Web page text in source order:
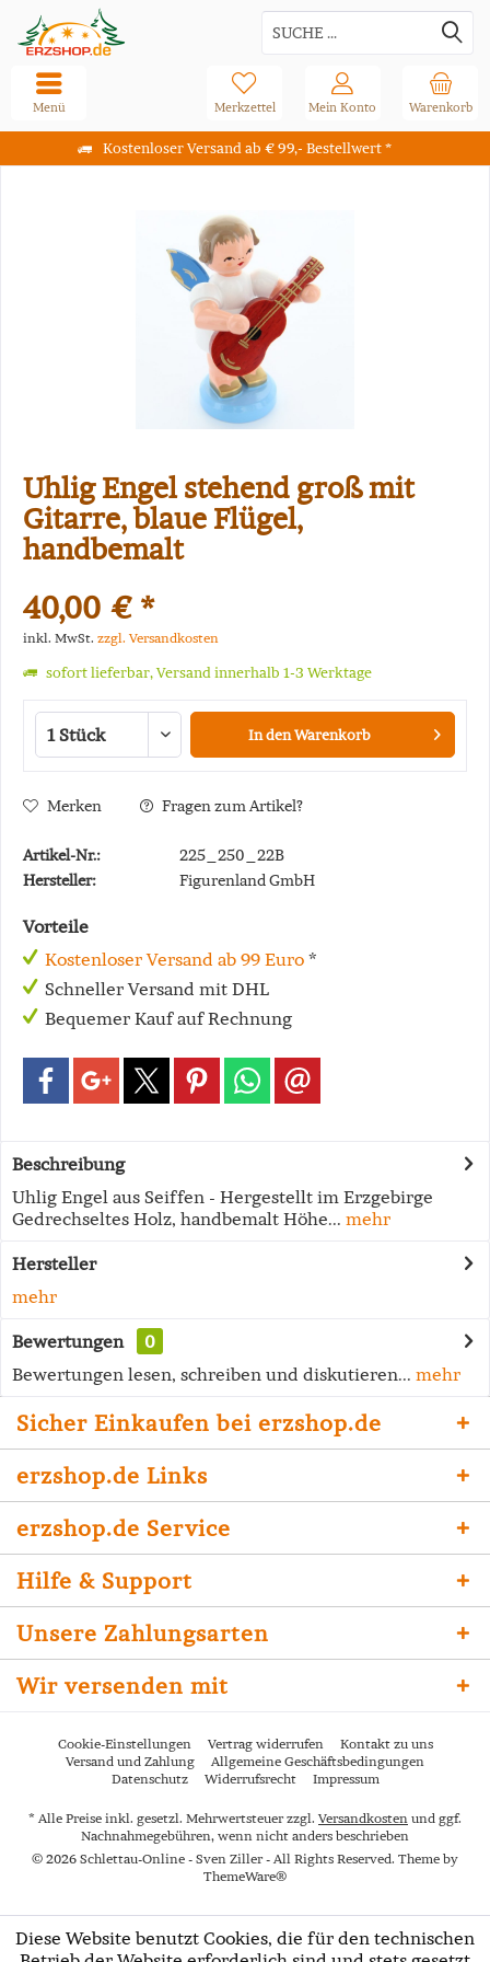
Kostenloser Versand ab € 99,- Bestellwert *
Warenkorb
Merkzettel Mein Konto
Menü
Uhlig Engel stehend groß mit
Gitarre, blaue Flügel,
handbemalt
40,00 € *
inkl. MwSt. zzgl. Versandkosten
sofort lieferbar, Versand innerhalb 1-3 Werktage
In denWarenkorb
Merken Fragen zum Artikel?
Artikel-Nr.:
225_250_22B
Hersteller:
Figurenland GmbH
Vorteile
Kostenloser Versand ab 99 Euro *
Schneller Versand mit DHL
Bequemer Kauf auf Rechnung
Beschreibung
Uhlig Engel aus Seiffen - Hergestellt im Erzgebirge
Gedrechseltes Holz, handbemalt Höhe... mehr
Hersteller
mehr
Bewertungen
0
Bewertungen lesen, schreiben und diskutieren... mehr
Sicher Einkaufen bei erzshop.de
erzshop.de Links
erzshop.de Service
Hilfe & Support
Unsere Zahlungsarten
Wir versenden mit
Cookie-Einstellungen Vertrag widerrufen
Kontakt zu uns
Versand und Zahlung
Allgemeine Geschäftsbedingungen
Datenschutz
Widerrufsrecht Impressum
* Alle Preise inkl. gesetzl. Mehrwertsteuer zzgl. Versandkosten und ggf.
Nachnahmegebühren, wenn nicht anders beschrieben
© 2026 Schlettau-Online - Sven Ziller - All Rights Reserved. Theme by
ThemeWare®
Diese Website benutzt Cookies, die für den technischen